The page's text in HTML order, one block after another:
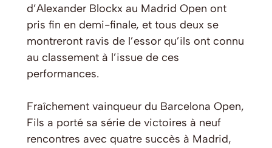
d’Alexander Blockx au Madrid Open ont
pris fin en demi-finale, et tous deux se
montreront ravis de l’essor qu’ils ont connu
au classement à l’issue de ces
performances.
Fraîchement vainqueur du Barcelona Open,
Fils a porté sa série de victoires à neuf
rencontres avec quatre succès à Madrid,